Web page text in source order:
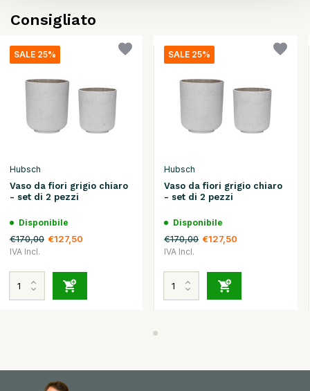
Consigliato
SALE 25%
Hubsch
Vaso da fiori grigio chiaro
- set di 2 pezzi
Disponibile
€170,00 €127,50
IVA Incl.
SALE 25%
Hubsch
Vaso da fiori grigio chiaro
- set di 2 pezzi
Disponibile
€170,00 €127,50
IVA Incl.